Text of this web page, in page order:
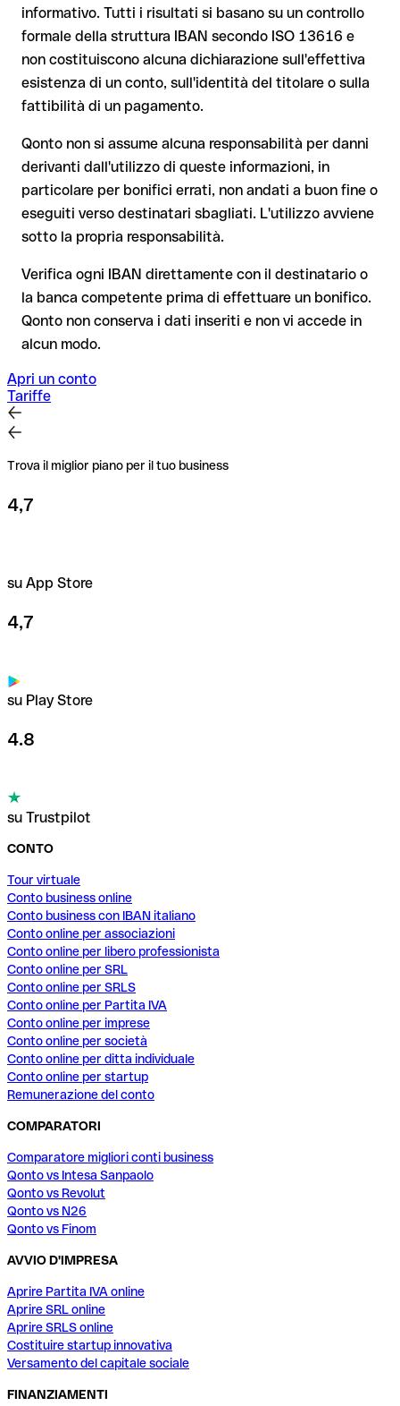
Dal 9 ottobre 2025, prima della conferma del pagamento, la
tua banca verifica la corrispondenza tra l'IBAN e il nome del
beneficiarioe te lo comunica. Questo controllo non blocca il
pagamento, la decisione finale resta tua, e non si applica ai
Consiglio
: chiedi al destinatario di confermare l'IBAN per
importi elevati. L'esistenza di un conto può essere verificata
esclusivamente da Migros Bank stessa o tramite un bonifico di
Il tuo istituto avvia su richiesta una procedura di richiamo
Il rimborso non è però garantito, soprattutto se il
destinatario ha già prelevato il denaro
Per i bonifici internazionali fuori dall'area SEPA, il recupero è
molto più complesso e comporta commissioni aggiuntive
bonifici SEPA in euro, prima della conferma del pagamento la
tua banca verifica la corrispondenza tra l'IBAN e il nome del
beneficiario. Se i dati non coincidono, ricevi un avviso che ti
consente di individuare l'errore prima di procedere. Questo
controllo non blocca il pagamento, la decisione finale resta
Consiglio: verifica ogni IBAN prima di un bonifico con il nostro
per importi elevati o nuovi rapporti commerciali.
informativo. Tutti i risultati si basano su un controllo
formale della struttura IBAN secondo ISO 13616 e
non costituiscono alcuna dichiarazione sull'effettiva
esistenza di un conto, sull'identità del titolare o sulla
fattibilità di un pagamento.
Qonto non si assume alcuna responsabilità per danni
derivanti dall'utilizzo di queste informazioni, in
particolare per bonifici errati, non andati a buon fine o
eseguiti verso destinatari sbagliati. L'utilizzo avviene
sotto la propria responsabilità.
Verifica ogni IBAN direttamente con il destinatario o
la banca competente prima di effettuare un bonifico.
Qonto non conserva i dati inseriti e non vi accede in
alcun modo.
Apri un conto
Tariffe
Trova il miglior piano per il tuo business
4,7
su App Store
4,7
su Play Store
4.8
su Trustpilot
CONTO
Tour virtuale
Conto business online
Conto business con IBAN italiano
Conto online per associazioni
Conto online per libero professionista
Conto online per SRL
Conto online per SRLS
Conto online per Partita IVA
Conto online per imprese
Conto online per società
Conto online per ditta individuale
Conto online per startup
Remunerazione del conto
COMPARATORI
Comparatore migliori conti business
Qonto vs Intesa Sanpaolo
Qonto vs Revolut
Qonto vs N26
Qonto vs Finom
AVVIO D'IMPRESA
Aprire Partita IVA online
Aprire SRL online
Aprire SRLS online
Costituire startup innovativa
Versamento del capitale sociale
FINANZIAMENTI